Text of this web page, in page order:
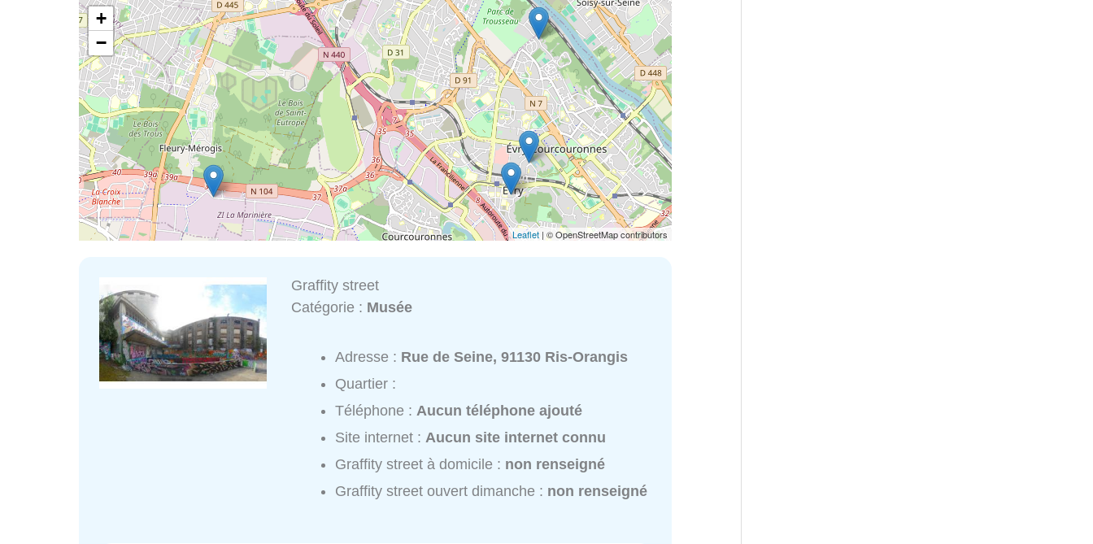
+
−
Leaflet | © OpenStreetMap contributors
Graffity street
Catégorie : Musée
Adresse : Rue de Seine, 91130 Ris-Orangis
Quartier :
Téléphone :Aucun téléphone ajouté
Site internet :Aucun site internet connu
Graffity street à domicile : non renseigné
Graffity street ouvert dimanche : non renseigné